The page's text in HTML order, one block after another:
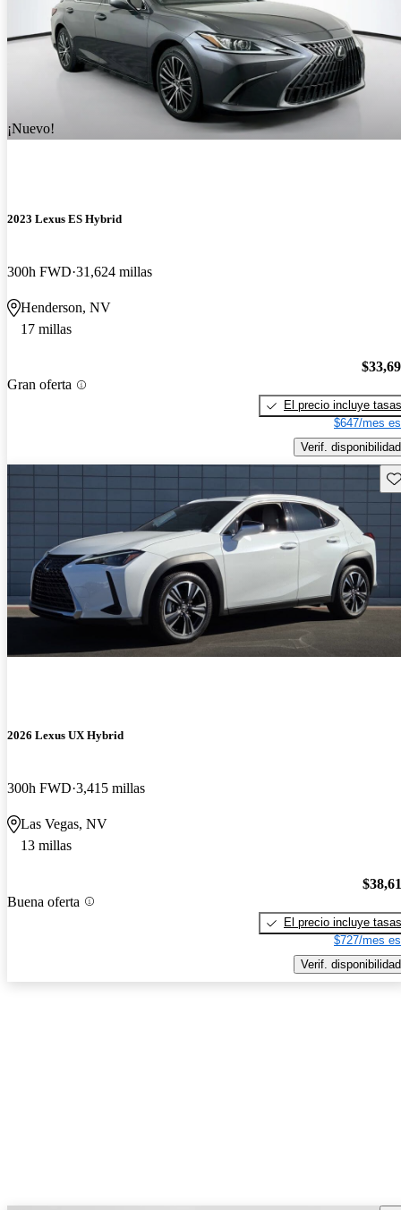
¡Nuevo!
2023 Lexus ES Hybrid
300h FWD 31,624 millas
Henderson, NV
17 millas
Gran oferta
El precio incluye tasas
$647/mes
Verif. disponibilidad
2026 Lexus UX Hybrid
300h FWD 3,415 millas
Las Vegas, NV
13 millas
Buena oferta
El precio incluye tasas
$727/mes
Verif. disponibilidad